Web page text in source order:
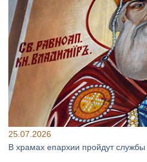
25.07.2026
В храмах епархии пройдут